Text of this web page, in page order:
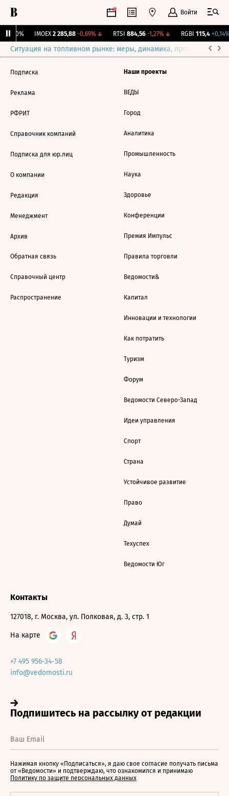
Войти
0% IMOEX 2 285,88 -0,69%↓ RTSI 884,56 -1,27%↓ RGBI 115,4 +0,14%
Ситуация на топливном рынке: меры, динамика, прогнозы
Подписка
Реклама
РФРИТ
Справочник компаний
Подписка для юр.лиц
О компании
Редакция
Менеджмент
Архив
Обратная связь
Справочный центр
Распространение
Наши проекты
ВЕДЫ
Город
Аналитика
Промышленность
Наука
Здоровье
Конференции
Премия Импульс
Правила торговли
Ведомости&
Капитал
Инновации и технологии
Как потратить
Туризм
Форум
Ведомости Северо-Запад
Идеи управления
Спорт
Страна
Устойчивое развитие
Право
Думай
Техуспех
Ведомости Юг
Контакты
127018, г. Москва, ул. Полковая, д. 3, стр. 1
На карте
+7 495 956-34-58
info@vedomosti.ru
Нажимая кнопку «Подписаться», я даю свое согласие получать письма
от «Ведомости» и подтверждаю, что ознакомился и принимаю
Политику по защите персональных данных